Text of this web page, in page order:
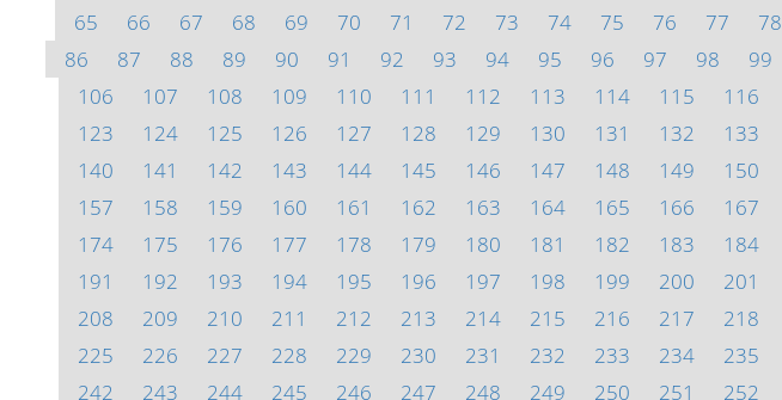
65
66 67 68 69 70 71 72 73 74 75 76 77 78
86
87 88 89 90 91 92 93 94 95 96 97 98 99
106
107 108 109 110 111 112 113 114 115 116
123
124 125 126 127 128 129 130 131 132 133
140
141 142 143 144 145 146 147 148 149 150
157
158 159 160 161 162 163 164 165 166 167
174
175 176 177 178 179 180 181 182 183 184
191
192 193 194 195 196 197 198 199 200 201
208
209 210 211 212 213 214 215 216 217 218
225
226 227 228 229 230 231 232 233 234 235
242
243 244 245 246 247 248 249 250 251 252